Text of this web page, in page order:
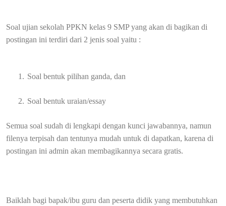
Soal ujian sekolah PPKN kelas 9 SMP yang akan di bagikan di
postingan ini terdiri dari 2 jenis soal yaitu :
1. Soal bentuk pilihan ganda, dan
2. Soal bentuk uraian/essay
Semua soal sudah di lengkapi dengan kunci jawabannya, namun
filenya terpisah dan tentunya mudah untuk di dapatkan, karena di
postingan ini admin akan membagikannya secara gratis.
Baiklah bagi bapak/ibu guru dan peserta didik yang membutuhkan